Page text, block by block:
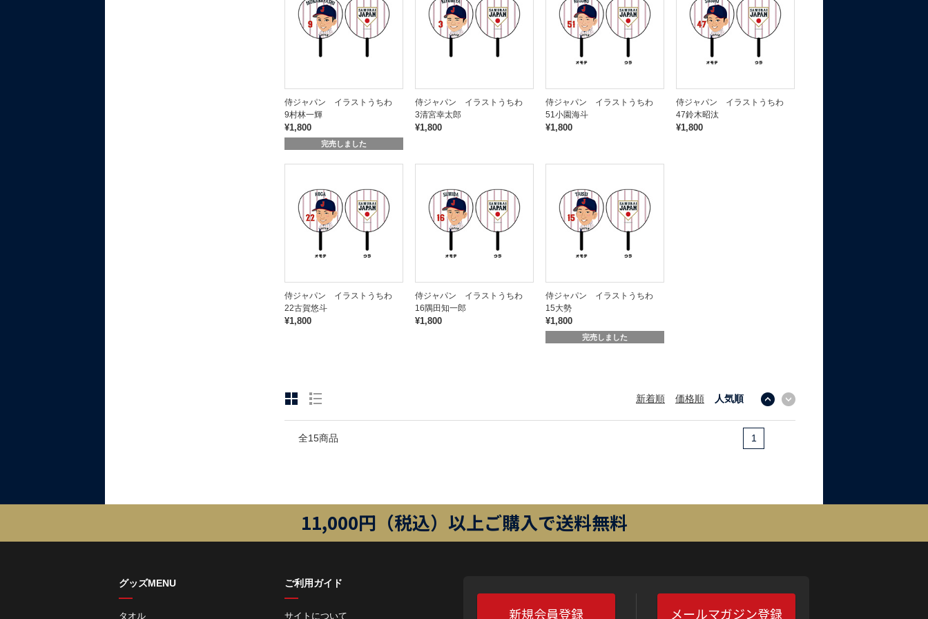
侍ジャパン イラストうちわ
9村林一輝
¥1,800
完売しました
侍ジャパン イラストうちわ
3清宮幸太郎
¥1,800
侍ジャパン イラストうちわ
51小園海斗
¥1,800
侍ジャパン イラストうちわ
47鈴木昭汰
¥1,800
侍ジャパン イラストうちわ
22古賀悠斗
¥1,800
侍ジャパン イラストうちわ
16隅田知一郎
¥1,800
侍ジャパン イラストうちわ
15大勢
¥1,800
完売しました
新着順 価格順 人気順
全15商品 1
11,000円（税込）以上ご購入で送料無料
グッズMENU
タオル
ご利用ガイド
サイトについて 新規会員登録 メールマガジン登録